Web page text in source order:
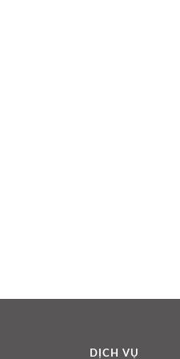
DỊCH VỤ